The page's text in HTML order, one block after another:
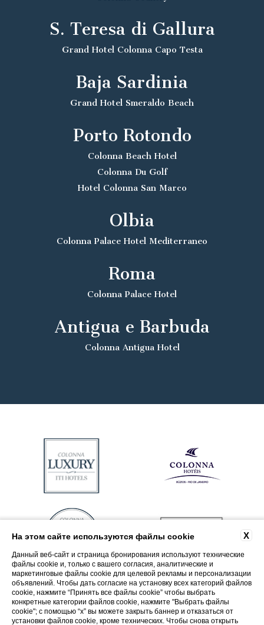
S. Teresa di Gallura
Grand Hotel Colonna Capo Testa
Baja Sardinia
Grand Hotel Smeraldo Beach
Porto Rotondo
Colonna Beach Hotel
Colonna Du Golf
Hotel Colonna San Marco
Olbia
Colonna Palace Hotel Mediterraneo
Roma
Colonna Palace Hotel
Antigua e Barbuda
Colonna Antigua Hotel
X
На этом сайте используются файлы cookie
Данный веб-сайт и страница бронирования используют технические
файлы cookie и, только с вашего согласия, аналитические и
маркетинговые файлы cookie для целевой рекламы и персонализации
объявлений. Чтобы дать согласие на установку всех категорий файлов
cookie, нажмите “Принять все файлы cookie” чтобы выбрать
конкретные категории файлов cookie, нажмите "Выбрать файлы
cookie"; с помощью “x” вы можете закрыть баннер и отказаться от
установки файлов cookie, кроме технических. Чтобы снова открыть